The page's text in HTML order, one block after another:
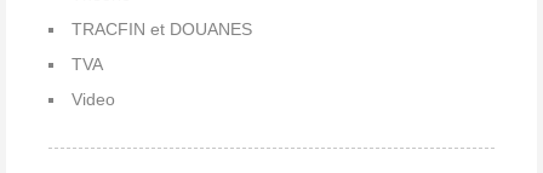
TRACFIN et DOUANES
TVA
Video